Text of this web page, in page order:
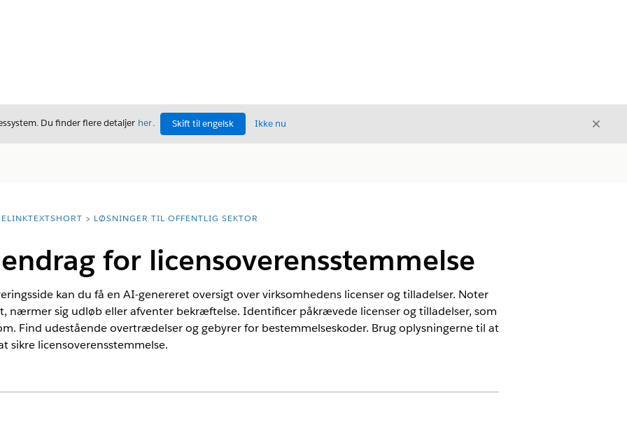
Du finder flere detaljer her. Skift til engelsk Ikke nu Luk
LØSNINGER TIL OFFENTLIG SEKTOR
for licensoverensstemmelse
kan du få en AI-genereret oversigt over virksomhedens licenser og tilladelser. Noter
nærmer sig udløb eller afventer bekræftelse. Identificer påkrævede licenser og tilladelser, som
Find udestående overtrædelser og gebyrer for bestemmelseskoder. Brug oplysningerne til at
sikre licensoverensstemmelse.